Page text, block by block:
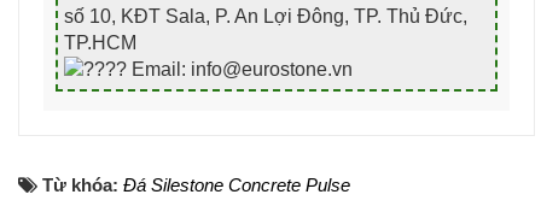
số 10, KĐT Sala, P. An Lợi Đông, TP. Thủ Đức,
TP.HCM
Email: info@eurostone.vn
Từ khóa: Đá Silestone Concrete Pulse